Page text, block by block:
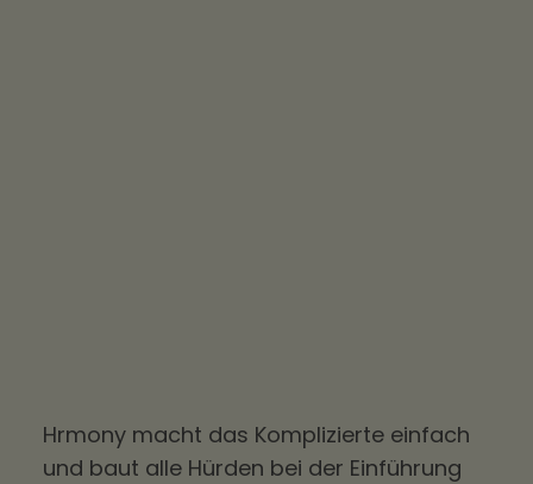
Hrmony macht das Komplizierte einfach
und baut alle Hürden bei der Einführung